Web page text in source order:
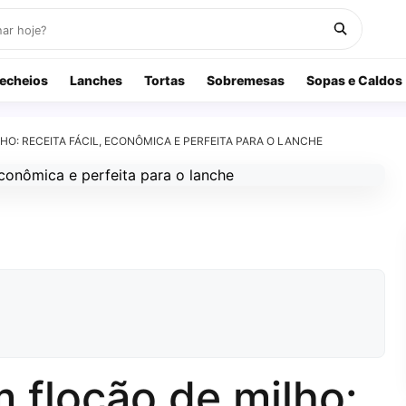
Lanches Tortas Sobremesas Sopas e Caldos
RECEITA FÁCIL, ECONÔMICA E PERFEITA PARA O LANCHE